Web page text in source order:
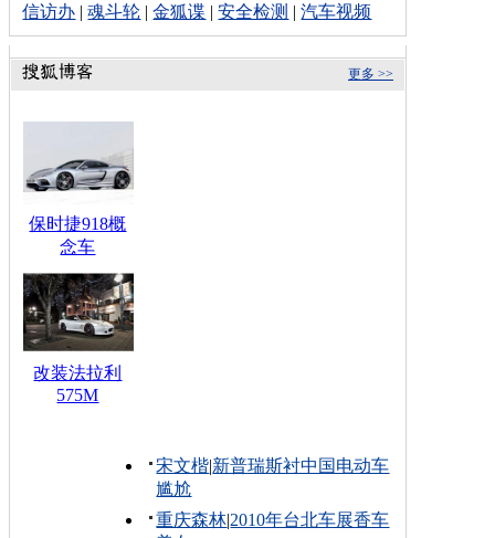
信访办 |魂斗轮 |金狐谍 |安全检测 |汽车视频
更多 >>
保时捷918概
念车
改装法拉利
575M
宋文楷|新普瑞斯衬中国电动车
尴尬
重庆森林|2010年台北车展香车